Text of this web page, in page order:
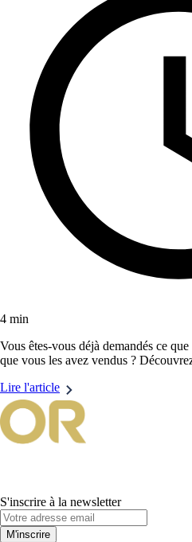
4 min
Vous êtes-vous déjà demandés ce
que vous les avez vendus ?
Lire l'article
S'inscrire à la newsletter
M'inscrire